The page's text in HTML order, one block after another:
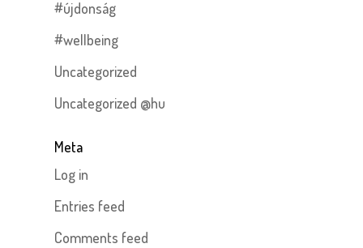
#újdonság
#wellbeing
Uncategorized
Uncategorized @hu
Meta
Log in
Entries feed
Comments feed